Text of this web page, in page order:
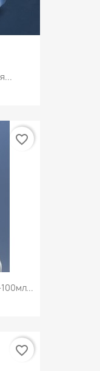
favorite_border
favorite_border